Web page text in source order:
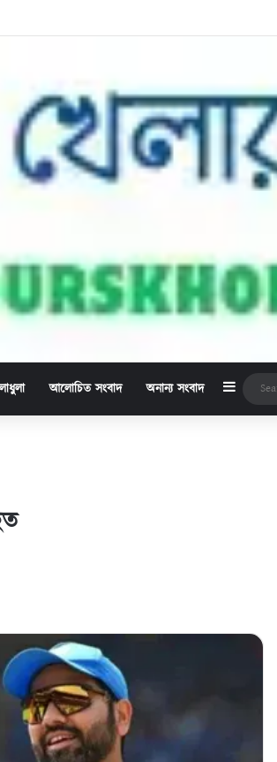
আলোচিত সংবাদ অনান্য সংবাদ Sidebar